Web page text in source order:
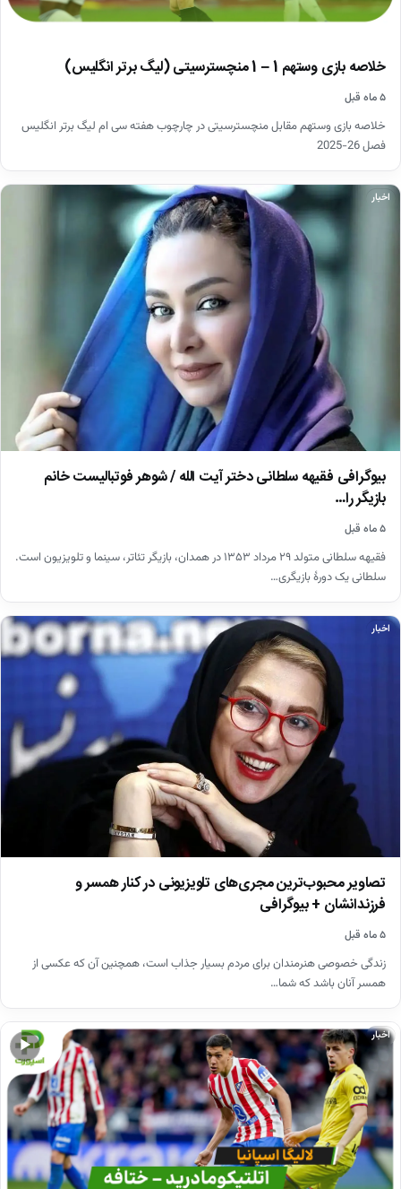
خلاصه بازی وستهم 1 – 1 منچسترسیتی (لیگ برتر انگلیس)
۵ ماه قبل
خلاصه بازی وستهم مقابل منچسترسیتی در چارچوب هفته سی ام لیگ برتر انگلیس
فصل 26-2025
اخبار
بیوگرافی فقیهه سلطانی دختر آیت الله / شوهر فوتبالیست خانم
بازیگر را…
۵ ماه قبل
فقیهه سلطانی متولد ۲۹ مرداد ۱۳۵۳ در همدان، بازیگر تئاتر، سینما و تلویزیون است.
سلطانی یک دورهٔ بازیگری…
اخبار
تصاویر محبوب‌ترین مجری‌های تلویزیونی در کنار همسر و
فرزندانشان + بیوگرافی
۵ ماه قبل
زندگی خصوصی هنرمندان برای مردم بسیار جذاب است، همچنین آن که عکسی از
همسر آنان باشد که شما…
▶
اخبار